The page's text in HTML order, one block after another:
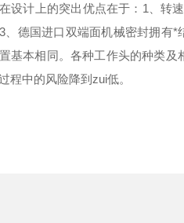
设计上的突出优点在于： 1、转
3、德国进口双端面机械密封拥有*
基本相同。各种工作头的种类
程中的风险降到zui低。